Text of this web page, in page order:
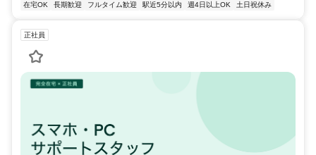
在宅OK
長期歓迎 フルタイム歓迎 駅近5分以内 週4日以上OK 土日祝休み
正社員